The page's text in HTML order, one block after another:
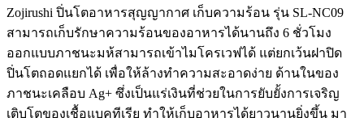
Zojirushi ปิ่นโตอาหารสุญญากาศ เก็บความร้อน รุ่น SL-NC09
สามารถเก็บรักษาความร้อนของอาหารได้นานถึง 6 ชั่วโมง
ออกแบบภาชนะมห้สามารถเข้าไมโครเวฟได้ แต่ยกเว้นฝาปิด
ปิ่นโตถอดแยกได้ เพื่อให้ล้างทำความสะอาดง่าย ด้านในของ
ภาชนะเคลือบ Ag+ ซึ่งเป็นแร่เงินที่ช่วยในการยับยั้งการเจริญ
เติบโตของเชื้อแบคทีเรีย ทำให้เก็บอาหารได้ยาวนานยิ่งขึ้น มา